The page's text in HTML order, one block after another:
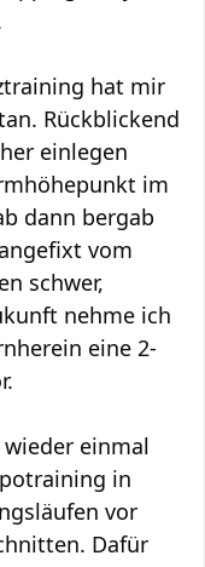
hat mir
Rückblickend
einlegen
im
dann bergab
vom
schwer,
nehme ich
eine 2-
einmal
in
vor
Dafür